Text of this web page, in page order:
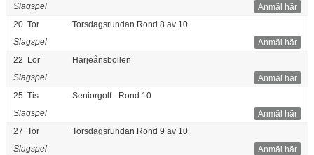
Anmäl här
Slagspel
20 Tor
Torsdagsrundan Rond 8 av 10
Anmäl här
Slagspel
22 Lör
Härjeånsbollen
Anmäl här
Slagspel
25 Tis
Seniorgolf - Rond 10
Anmäl här
Slagspel
27 Tor
Torsdagsrundan Rond 9 av 10
Anmäl här
Slagspel